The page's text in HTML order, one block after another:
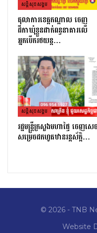
សន្តិសុខសង្គម
តុលាការខេត្តកណ្ដាល ចេញ
ដីកាឃុំខ្លួនដាក់ពន្ធនាគារលើ
អ្នកបើករថយន្ត…
សន្តិសុខសង្គម
រដ្ឋមន្ដ្រីក្រសួងមហាផ្ទៃ ចេញសេ
សម្រេចដកហូតឋានរន្តស័ក្តិ…
© 2026 - TNB
Website